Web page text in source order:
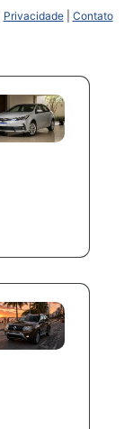
Privacidade| Contato